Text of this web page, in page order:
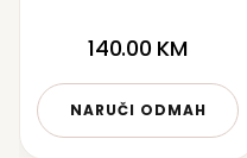
140.00 KM
NARUČI ODMAH